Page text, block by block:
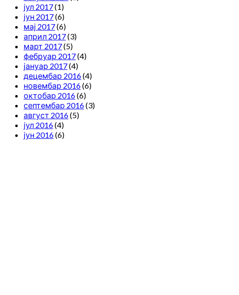
јул 2017(1)
јун 2017(6)
мај 2017(6)
април 2017(3)
март 2017(5)
фебруар 2017(4)
јануар 2017(4)
децембар 2016(4)
новембар 2016(6)
октобар 2016(6)
септембар 2016(3)
август 2016(5)
јул 2016(4)
јун 2016(6)